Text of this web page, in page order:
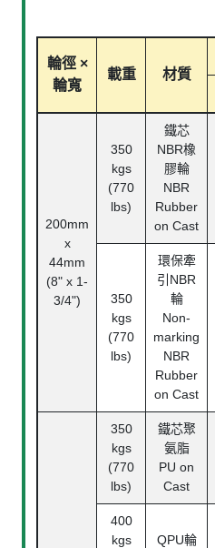
輪徑 ×
輪寬
載重 材質
200mm
x
44mm
(8" x 1-
3/4")
350
kgs
(770
lbs)
鐵芯
NBR橡
膠輪
NBR
Rubber
on Cast
350
kgs
(770
lbs)
環保牽
引NBR
輪
Non-
marking
NBR
Rubber
on Cast
350
kgs
(770
lbs)
鐵芯聚
氨脂
PU on
Cast
400
kgs
QPU輪